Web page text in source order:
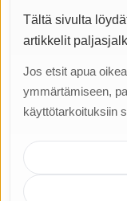
Tältä sivulta
artikkelit
Jos etsit apua
ymmärtämiseen,
käyttötarkoituksiin